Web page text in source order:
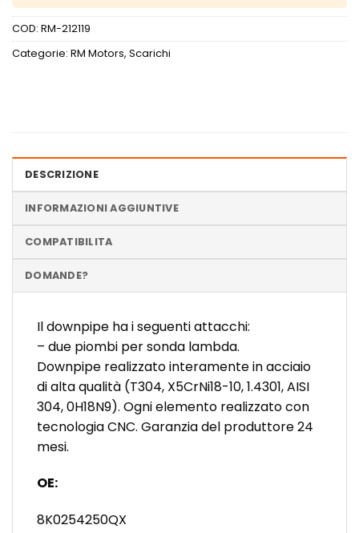
COD: RM-212119
Categorie: RM Motors, Scarichi
DESCRIZIONE
INFORMAZIONI AGGIUNTIVE
COMPATIBILITA
DOMANDE?
Il downpipe ha i seguenti attacchi:
– due piombi per sonda lambda.
Downpipe realizzato interamente in acciaio
di alta qualità (T304, X5CrNi18-10, 1.4301, AISI
304, 0H18N9). Ogni elemento realizzato con
tecnologia CNC. Garanzia del produttore 24
mesi.
OE:
8K0254250QX